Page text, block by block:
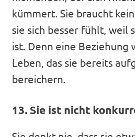
kümmert. Sie braucht
sie sich besser fühlt, weil
ist. Denn eine Beziehung
Leben, das sie bereits
bereichern.
13. Sie ist nicht